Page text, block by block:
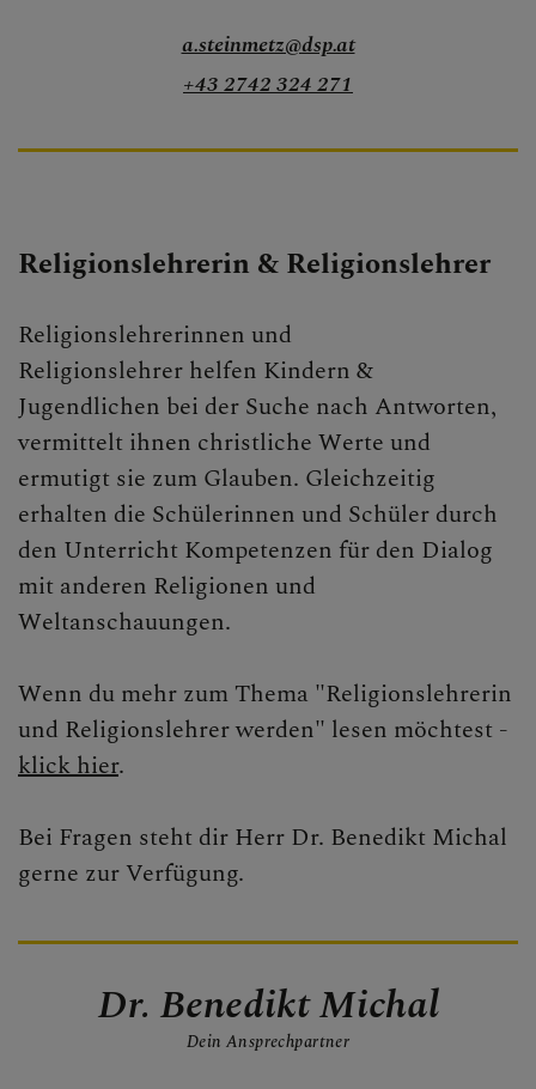
a.steinmetz@dsp.at
+43 2742 324 271
Religionslehrerin & Religionslehrer
Religionslehrerinnen und
Religionslehrer helfen Kindern &
Jugendlichen bei der Suche nach Antworten,
vermittelt ihnen christliche Werte und
ermutigt sie zum Glauben. Gleichzeitig
erhalten die Schülerinnen und Schüler durch
den Unterricht Kompetenzen für den Dialog
mit anderen Religionen und
Weltanschauungen.
Wenn du mehr zum Thema "Religionslehrerin
und Religionslehrer werden" lesen möchtest -
klick hier.
Bei Fragen steht dir Herr Dr. Benedikt Michal
gerne zur Verfügung.
Dr. Benedikt Michal
Dein Ansprechpartner